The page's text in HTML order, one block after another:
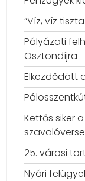
“Víz, víz
Pályázati
Ösztöndíjra
Elkezdődött
Kettős siker
25. városi
Nyári